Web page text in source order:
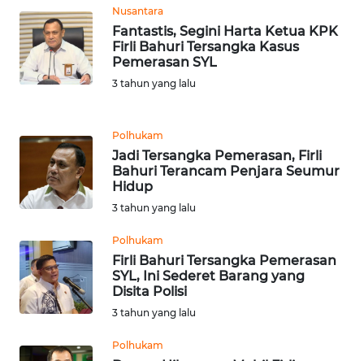
Nusantara
Fantastis, Segini Harta Ketua KPK
Firli Bahuri Tersangka Kasus
Pemerasan SYL
3 tahun yang lalu
Polhukam
Jadi Tersangka Pemerasan, Firli
Bahuri Terancam Penjara Seumur
Hidup
3 tahun yang lalu
Polhukam
Firli Bahuri Tersangka Pemerasan
SYL, Ini Sederet Barang yang
Disita Polisi
3 tahun yang lalu
Polhukam
WN
NIAS
WN
LANGKAT
TAPANULI
SELATAN
WN
LESUNG
WN
KARO
WN